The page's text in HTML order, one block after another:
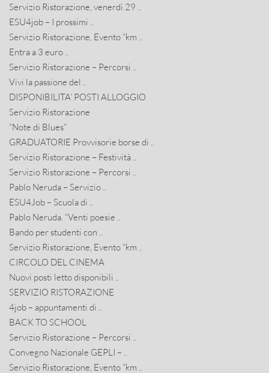
Servizio Ristorazione, venerdì 29 ..
ESU4job – I prossimi ..
Servizio Ristorazione, Evento “km ..
Entra a 3 euro ..
Servizio Ristorazione – Percorsi ..
Vivi la passione del ..
DISPONIBILITA’ POSTI ALLOGGIO
Servizio Ristorazione
“Note di Blues”
GRADUATORIE Provvisorie borse di ..
Servizio Ristorazione – Festività ..
Servizio Ristorazione – Percorsi ..
Pablo Neruda – Servizio ..
ESU4Job – Scuola di ..
Pablo Neruda. “Venti poesie ..
Bando per studenti con ..
Servizio Ristorazione, Evento “km ..
CIRCOLO DEL CINEMA
Nuovi posti letto disponibili ..
SERVIZIO RISTORAZIONE
4job – appuntamenti di ..
BACK TO SCHOOL
Servizio Ristorazione – Percorsi ..
Convegno Nazionale GEPLI – ..
Servizio Ristorazione, Evento “km ..